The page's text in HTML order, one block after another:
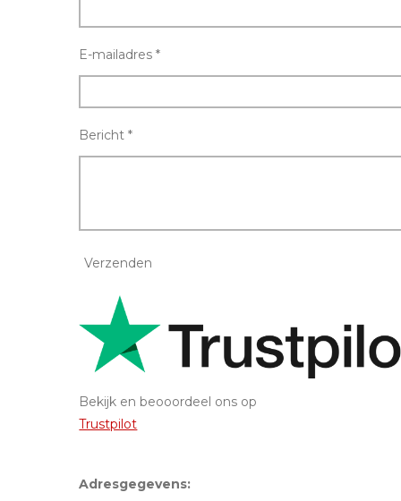
E-mailadres *
Bericht *
Verzenden
Bekijk en beooordeel ons op
Trustpilot
Adresgegevens: